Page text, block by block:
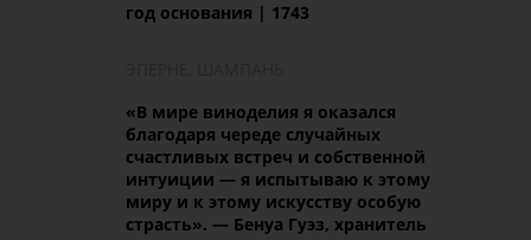
«В мире виноделия я оказался
благодаря череде случайных
счастливых встреч и собственной
интуиции — я испытываю к этому
миру и к этому искусству особую
страсть». — Бенуа Гуэз, хранитель
год основания | 1743